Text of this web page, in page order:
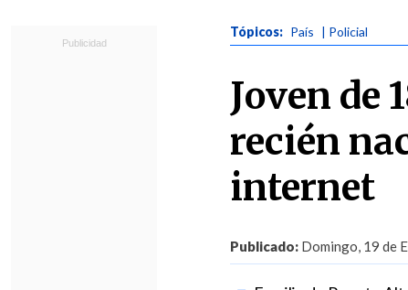
Tópicos: País | Policial
Joven de
recién
internet
Publicado: Domingo, 19 de